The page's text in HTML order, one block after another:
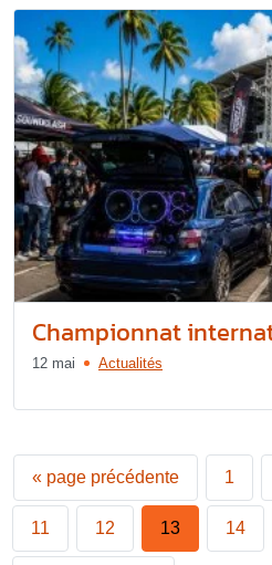
Championnat
12 mai Actualités
« page précédente 1
11 12 13 14